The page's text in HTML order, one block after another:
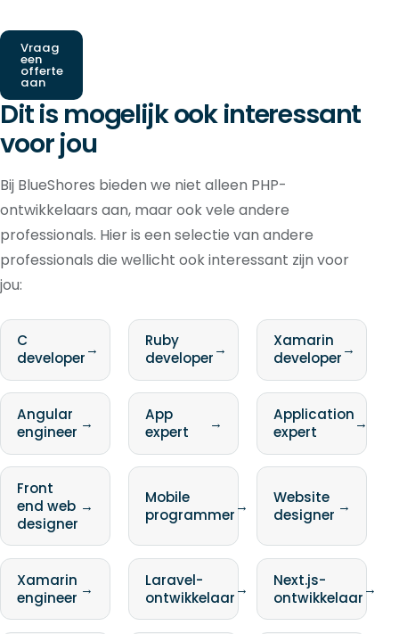
Vraag
een
offerte
aan
Dit is mogelijk ook interessant
voor jou
Bij BlueShores bieden we niet alleen PHP-
ontwikkelaars aan, maar ook vele andere
professionals. Hier is een selectie van andere
professionals die wellicht ook interessant zijn voor
jou:
C
developer→
Ruby
developer→
Xamarin
developer→
Angular
engineer →
App
expert
→
Application
expert
→
Front
end web
designer
→
Mobile
programmer→
Website
designer →
Xamarin
engineer →
Laravel-
ontwikkelaar→
Next.js-
ontwikkelaar→